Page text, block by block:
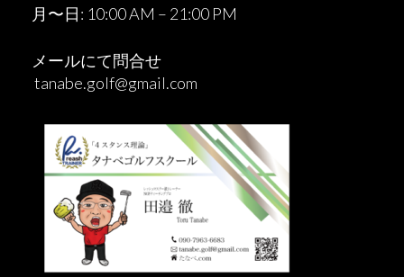
月〜日: 10:00 AM – 21:00 PM
メールにて問合せ
tanabe.golf@gmail.com